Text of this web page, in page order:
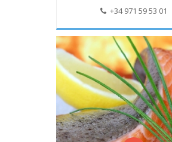
+34 971 59 53 01